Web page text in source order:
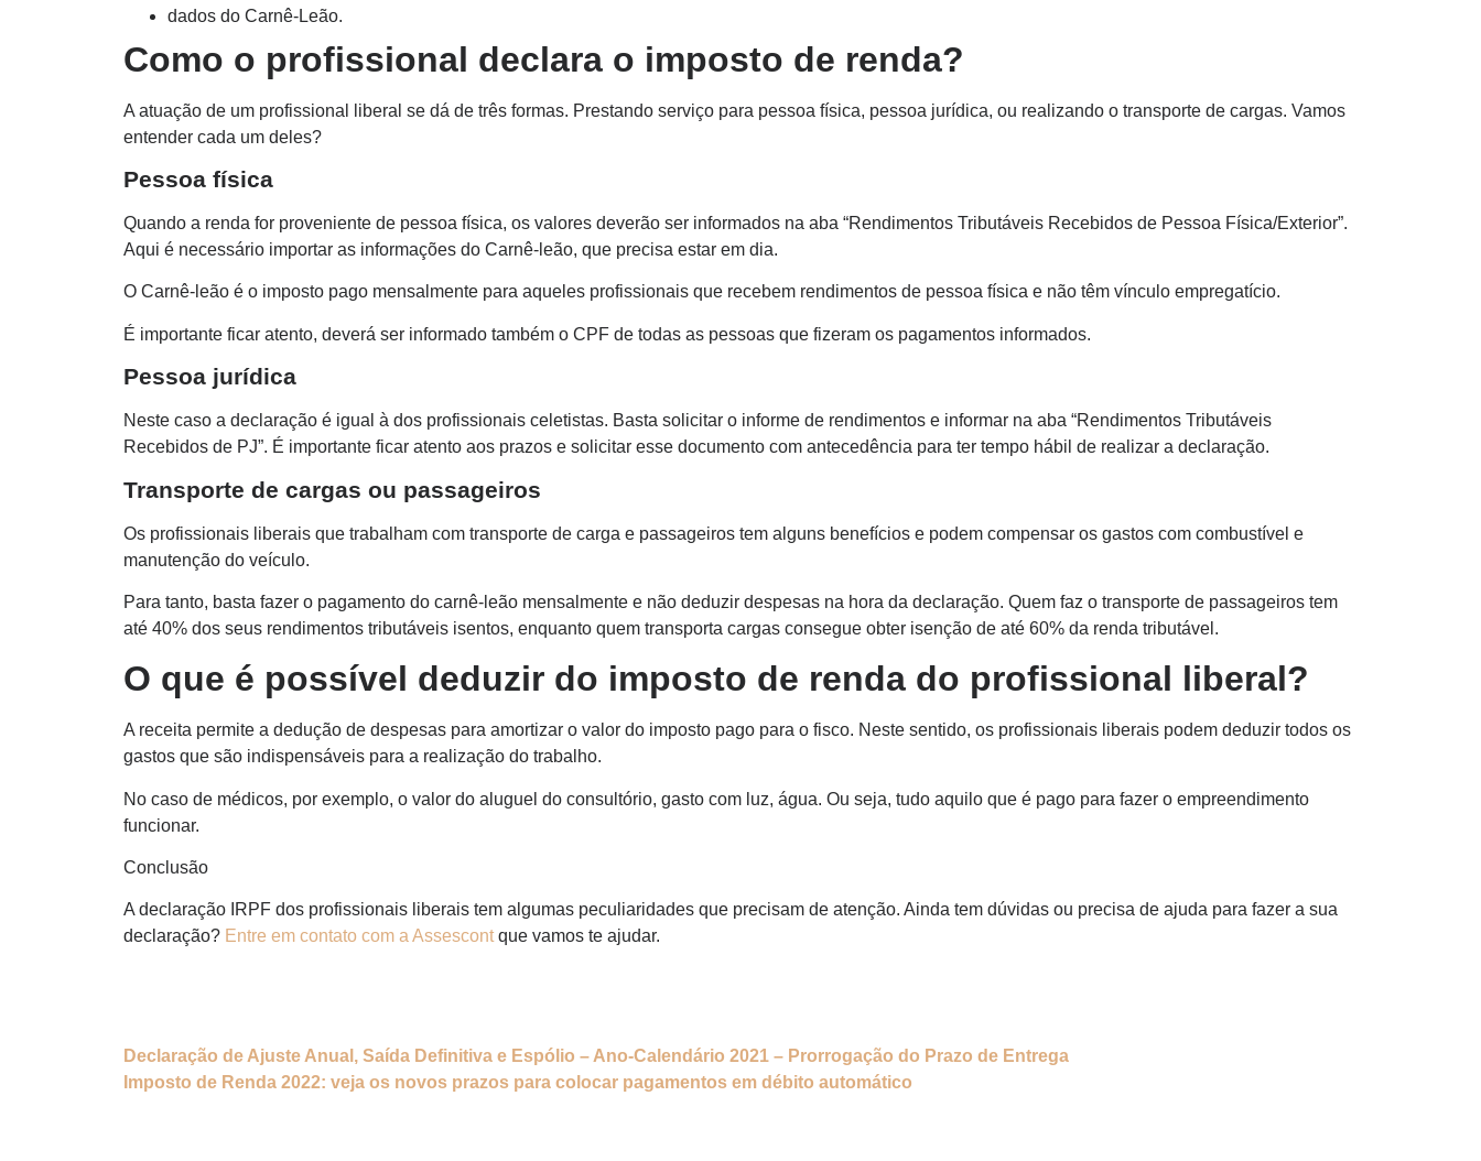
dados do Carnê-Leão.
Como o profissional declara o imposto de renda?
A atuação de um profissional liberal se dá de três formas. Prestando serviço para pessoa física, pessoa jurídica, ou realizando o transporte de cargas. Vamos
entender cada um deles?
Pessoa física
Quando a renda for proveniente de pessoa física, os valores deverão ser informados na aba “Rendimentos Tributáveis Recebidos de Pessoa Física/Exterior”.
Aqui é necessário importar as informações do Carnê-leão, que precisa estar em dia.
O Carnê-leão é o imposto pago mensalmente para aqueles profissionais que recebem rendimentos de pessoa física e não têm vínculo empregatício.
É importante ficar atento, deverá ser informado também o CPF de todas as pessoas que fizeram os pagamentos informados.
Pessoa jurídica
Neste caso a declaração é igual à dos profissionais celetistas. Basta solicitar o informe de rendimentos e informar na aba “Rendimentos Tributáveis
Recebidos de PJ”. É importante ficar atento aos prazos e solicitar esse documento com antecedência para ter tempo hábil de realizar a declaração.
Transporte de cargas ou passageiros
Os profissionais liberais que trabalham com transporte de carga e passageiros tem alguns benefícios e podem compensar os gastos com combustível e
manutenção do veículo.
Para tanto, basta fazer o pagamento do carnê-leão mensalmente e não deduzir despesas na hora da declaração. Quem faz o transporte de passageiros tem
até 40% dos seus rendimentos tributáveis isentos, enquanto quem transporta cargas consegue obter isenção de até 60% da renda tributável.
O que é possível deduzir do imposto de renda do profissional liberal?
A receita permite a dedução de despesas para amortizar o valor do imposto pago para o fisco. Neste sentido, os profissionais liberais podem deduzir todos os
gastos que são indispensáveis para a realização do trabalho.
No caso de médicos, por exemplo, o valor do aluguel do consultório, gasto com luz, água. Ou seja, tudo aquilo que é pago para fazer o empreendimento
funcionar.
Conclusão
A declaração IRPF dos profissionais liberais tem algumas peculiaridades que precisam de atenção. Ainda tem dúvidas ou precisa de ajuda para fazer a sua
declaração? Entre em contato com a Assescontque vamos te ajudar.
Declaração de Ajuste Anual, Saída Definitiva e Espólio – Ano-Calendário 2021 – Prorrogação do Prazo de Entrega
Imposto de Renda 2022: veja os novos prazos para colocar pagamentos em débito automático